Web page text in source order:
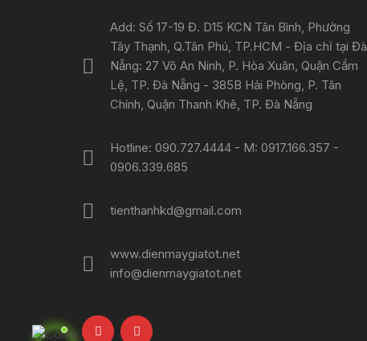
Add: Số 17-19 Đ. D15 KCN Tân Bình, Phường
Tây Thạnh, Q.Tân Phú, TP.HCM - Địa chỉ tại Đà
Nẵng: 27 Võ An Ninh, P. Hòa Xuân, Quận Cẩm
Lệ, TP. Đà Nẵng - 385B Hải Phòng, P. Tân
Chính, Quận Thanh Khê, TP. Đà Nẵng
Hotline: 090.727.4444 - M: 0917.166.357 -
0906.339.685
tienthanhkd@gmail.com
www.dienmaygiatot.net
info@dienmaygiatot.net